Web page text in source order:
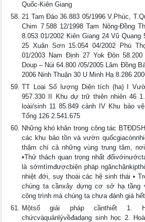
Quốc-Kiên Giang
21 Tam Đảo 36.883 05/1996 V.Phúc,
Chim 7.588 12/1998 Tam Nông-Đồng
8.053 01/2002 Kiên Giang 24 Vũ Quang
25 Xuân Sơn 15.054 04/2002 Phú
01/2003 Nam Định 27 Yok Đôn
Doup – Núi 64.800 /05/2005 Lâm Đồng
2006 Ninh Thuận 30 U Minh Hạ 8.286
TT Loại Số lượng Diện tích (ha) I
957.330 II Khu dự trữ thiên nhiên 46
loài/sinh 11 85.849 cảnh IV Khu bảo
Tổng 126 2.541.675
Những khó khăn trong công tác
các khu bảo tồn và vườn
thậm chí cả những vùng trung tâm,
•Thử thách quan trọng nhất
là sớmtìmđượcbiện pháp
nhiệt đới, suy thoái các hệ sinh thái •
chúng ta cầnxây dựng cơ sở hạ tầng
công trình mà chúng ta chưa đánh giá
Mộtsố giải pháp cầnthiết 1.
chứcvàquảnlývềđadạng sinh học 2.